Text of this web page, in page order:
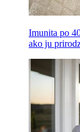
Imunita po
ako ju